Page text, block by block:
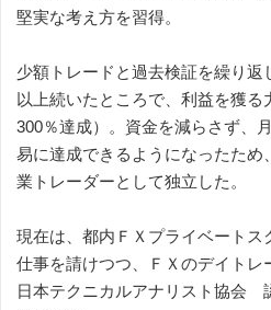
堅実な考え方を習得。
少額トレードと過去検証を繰り
以上続いたところで、利益を獲る
300％達成）。資金を減らさず、
易に達成できるようになったため
業トレーダーとして独立した。
現在は、都内ＦＸプライベートス
仕事を請けつつ、ＦＸのデイトレ
日本テクニカルアナリスト協会